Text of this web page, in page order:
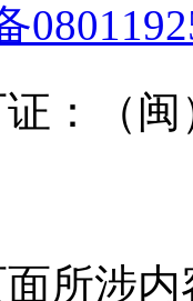
：（
所涉